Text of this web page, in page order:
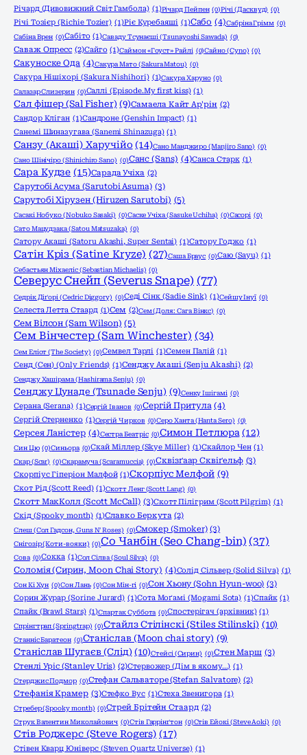
Річард (Дивовижний Світ Гамбола) (1)Річард Пейпен (0)Річі (Дасквуд) (0)
Річі Тозієр (Richie Tozier) (1)Ріє Куребаяші (1)Сабо (4)Сабріна Грімм (0)
Сабіна Врен (0)Сабіто (1)Саваду Тсунаєші (Tsunayoshi Sawada) (0)
Саваж Опресс (2)Сайго (1)Саймон «Гоуст» Райлі (0)Сайно (Cyno) (0)
Сакуноске Ода (4)Сакура Мато (Sakura Matou) (0)
Сакура Нішіхорі (Sakura Nishihori) (1)Сакура Харуно (0)
Салазар Слизерин (0)Саллі (Episode.My first kiss) (1)
Сал фішер (Sal Fisher) (9)Самаела Кайт Ар'рін (2)
Сандор Кліган (1)Сандроне (Genshin Impact) (1)
Санемі Шиназугава (Sanemi Shinazuga) (1)
Санзу (Акаші) Харучійо (14)Сано Манджиро (Manjiro Sano) (0)
Сано Шінічіро (Shinichiro Sano) (0)Санс (Sans) (4)Санса Старк (1)
Сара Кудзе (15)Сарада Учіха (2)
Сарутобі Асума (Sarutobi Asuma) (3)
Сарутобі Хірузен (Hiruzen Sarutobi) (5)
Сасакі Нобуко (Nobuko Sasaki) (0)Саске Учіха (Sasuke Uchiha) (0)Сасорі (0)
Сато Мацудзака (Satou Matsuzaka) (0)
Сатору Акаші (Satoru Akashi, Super Sentai) (1)Сатору Годжо (1)
Сатін Кріз (Satine Kryze) (27)Саша Браус (0)Саю (Sayu) (1)
Себастьян Міхаеліс (Sebastian Michaelis) (0)
Северус Снейп (Severus Snape) (77)
Седрік Діґорі (Cedric Diggory) (0)Седі Сінк (Sadie Sink) (1)Сейшу Інуї (0)
Селеста Летта Стаард (1)Сем (2)Сем (Доля: Сага Вінкс) (0)
Сем Вілсон (Sam Wilson) (5)
Сем Вінчестер (Sam Winchester) (34)
Сем Еліот (The Society) (0)Семвел Тарлі (1)Семен Палій (1)
Сенд (Сен) (Only Friends) (1)Сенджу Акаші (Senju Akashi) (2)
Сенджу Хашірама (Hashirama Senju) (0)
Сенджу Цунаде (Tsunade Senju) (9)Сенку Ішігамі (0)
Серана (Serana) (1)Сергій Іванов (0)Сергій Притула (4)
Сергій Стерненко (1)Сергій Чирков (0)Серо Ханта (Hanta Sero) (0)
Серсея Ланістер (4)Сестра Беатріс (0)Симон Петлюра (12)
Син Цю (0)Синьора (0)Скай Міллер (Skye Miller) (1)Скайлор Чен (1)
Скар (Scar) (0)Скарамуча (Scaramuccia) (0)Сквізґаар Сквіґельф (3)
Скорпіус Гіперіон Малфой (1)Скорпіус Мелфой (9)
Скот Рід (Scott Reed) (1)Скотт Ленг (Scott Lang) (0)
Скотт МакКолл (Scott McCall) (3)Скотт Пілігрим (Scott Pilgrim) (1)
Скід (Spooky month) (1)Славко Беркута (2)
Слеш (Сол Гадсон, Guns N' Roses) (0)Смокер (Smoker) (3)
Снігозір (Коти-вояки) (0)Со Чанбін (Seo Chang-bin) (37)
Сова (0)Сокка (1)Сол Сілва (Soul Silva) (0)
Соломія (Сирин, Moon Chai Story) (4)Солід Сільвер (Solid Silva) (1)
Сон Кі Хун (0)Сон Лань (0)Сон Мін-гі (0)Сон Хьону (Sohn Hyun-woo) (3)
Сорин Журар (Sorine Jurard) (1)Сота Моґамі (Mogami Sota) (1)Спайк (1)
Спайк (Brawl Stars) (1)Спартак Суббота (0)Спостерігач (архівник) (1)
Спрінгтрап (Springtrap) (0)Стайлз Стілінскі (Stiles Stilinski) (10)
Станніс Баратеон (0)Станіслав (Moon chai story) (9)
Станіслав Шугаєв (Слід) (10)Стейсі (Сирин) (0)Стен Марш (3)
Стенлі Уріс (Stanley Uris) (2)Стервожер (Дім в якому…) (1)
Стерджис Подмор (0)Стефан Сальваторе (Stefan Salvatore) (2)
Стефанія Крамер (3)Стефко Вус (1)Стеха Звенигора (1)
Стребер (Spooky month) (0)Стрей Брітейн Стаард (2)
Струк Валентин Миколайович (0)Стів Гаррінґтон (0)Стів Ейокі (Steve Aoki) (0)
Стів Роджерс (Steve Rogers) (17)
Стівен Кварц Юніверс (Steven Quartz Universe) (1)